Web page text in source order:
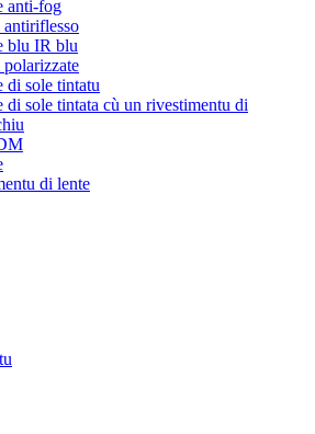
anti-fog
blu IR blu
di sole tintatu
di sole tintata cù un rivestimentu di
di lente